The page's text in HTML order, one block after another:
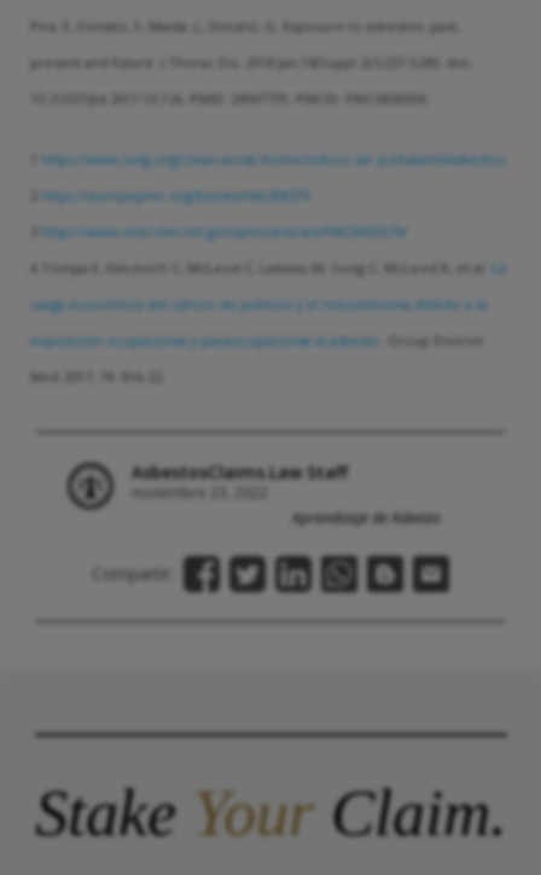
Pira, E, Donato, F, Maida ,L, Discalzi, G. Exposure to asbestos: past,
present and future. J Thorac Dis. 2018 Jan;10(Suppl 2):S237-S245. doi:
https://www.lung.org/clean-air/at-home/indoor-air-pollutants/asbestos
https://europepmc.org/books/nbk304375
https://www.ncbi.nlm.nih.gov/pmc/articles/PMC6955579/
4 Tompa E, Kalcevich C, McLeod C, Lebeau M, Song C, McLeod K, et al.
La
carga económica del cáncer de pulmón y el mesotelioma debido a la
exposición ocupacional y paraocupacional al asbesto.
Occup Environ
Med 2017; 74: 816-22.
AsbestosClaims.Law Staff
noviembre 23, 2022
Aprendizaje de Asbesto
Compartir:
StakeYourClaim.